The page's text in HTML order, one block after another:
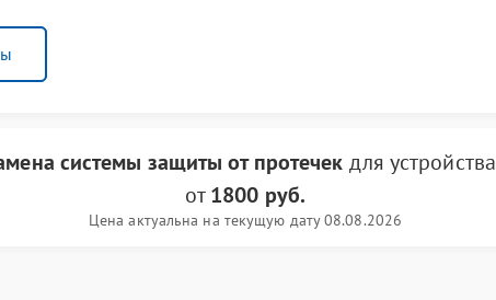
системы защиты от протечек для устройства
от1800 руб.
Цена актуальна на текущую дату 08.08.2026